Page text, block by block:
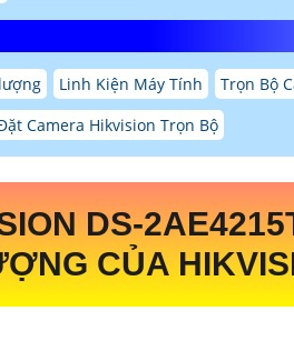
Linh Kiện Máy Tính
Trọn Bộ
Camera Hikvision Trọn Bộ
DS-
CỦA